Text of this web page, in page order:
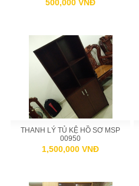
500,000 VNĐ
THANH LÝ TỦ KỆ HỒ SƠ MSP
00950
1,500,000 VNĐ